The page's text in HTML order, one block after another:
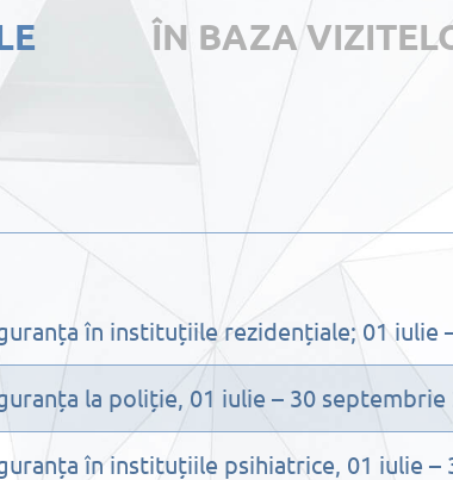
ÎN BAZA
în instituțiile rezidențiale; 01 iulie
la poliție, 01 iulie – 30 septembrie
în instituțiile psihiatrice, 01 iulie –